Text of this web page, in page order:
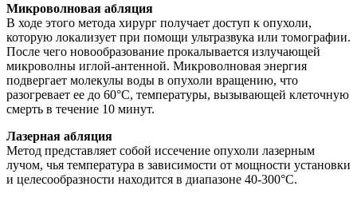
Микроволновая абляция
В ходе этого метода хирург получает доступ к опухоли,
которую локализует при помощи ультразвука или томографии.
После чего новообразование прокалывается излучающей
микроволны иглой-антенной. Микроволновая энергия
подвергает молекулы воды в опухоли вращению, что
разогревает ее до 60°С, температуры, вызывающей клеточную
смерть в течение 10 минут.
Лазерная абляция
Метод представляет собой иссечение опухоли лазерным
лучом, чья температура в зависимости от мощности установки
и целесообразности находится в диапазоне 40-300°С.